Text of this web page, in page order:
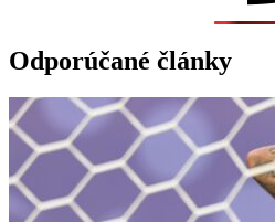
Odporúčané články